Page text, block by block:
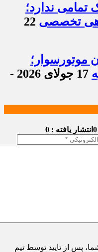
ندارد؛
تخصصی 22
موتورسوار؛
17 جولای 2026 -
انتشار یافته : 0
پس از تایید توسط تیم